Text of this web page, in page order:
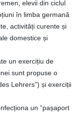
elevii din ciclul
în limba germană
activități curente și
domestice și
un exercițiu de
sunt propuse o
Lehrers”) și exerciții
un ”pașaport